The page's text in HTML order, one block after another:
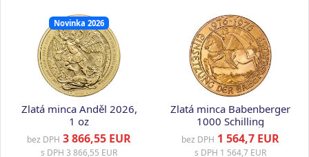
Novinka 2026
Zlatá minca Anděl 2026,
1 oz
bez DPH 3 866,55 EUR
s DPH 3 866,55 EUR
Zlatá minca Babenberger
1000 Schilling
bez DPH 1 564,7 EUR
s DPH 1 564,7 EUR